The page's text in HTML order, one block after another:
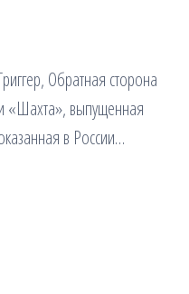
Обратная сторона
«Шахта», выпущенная
в России…